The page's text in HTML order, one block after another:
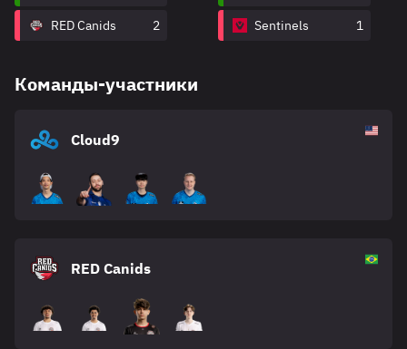
RED Canids 2 Sentinels 1
Команды-участники
Cloud9
RED Canids